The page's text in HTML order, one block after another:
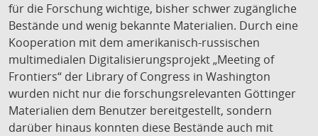
für die Forschung wichtige, bisher schwer zugängliche
Bestände und wenig bekannte Materialien. Durch eine
Kooperation mit dem amerikanisch-russischen
multimedialen Digitalisierungsprojekt „Meeting of
Frontiers“ der Library of Congress in Washington
wurden nicht nur die forschungsrelevanten Göttinger
Materialien dem Benutzer bereitgestellt, sondern
darüber hinaus konnten diese Bestände auch mit